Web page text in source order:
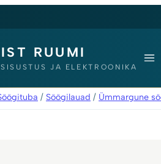
RUUMI
JA ELEKTROONIKA
/ Söögilauad / Ümmargune